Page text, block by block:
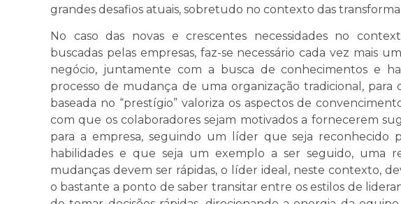
grandes desafios atuais, sobretudo no contexto das
No caso das novas e crescentes necessidades no
buscadas pelas empresas, faz-se necessário cada vez mais
negócio, juntamente com a busca de conhecimentos e
processo de mudança de uma organização tradicional, para
baseada no “prestígio” valoriza os aspectos de
com que os colaboradores sejam motivados a fornecerem
para a empresa, seguindo um líder que seja reconhecido
habilidades e que seja um exemplo a ser seguido, uma
mudanças devem ser rápidas, o líder ideal, neste contexto,
o bastante a ponto de saber transitar entre os estilos de